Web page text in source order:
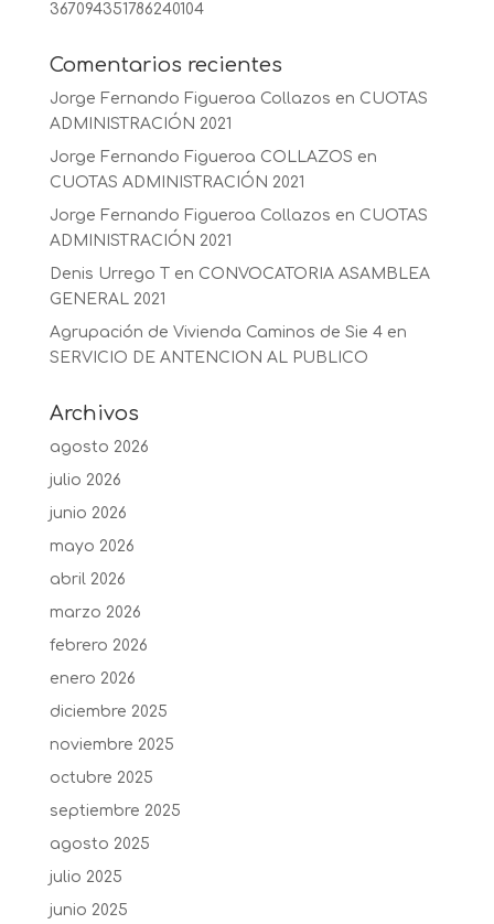
367094351786240104
Comentarios recientes
Jorge Fernando Figueroa Collazos en CUOTAS
ADMINISTRACIÓN 2021
Jorge Fernando Figueroa COLLAZOS en
CUOTAS ADMINISTRACIÓN 2021
Jorge Fernando Figueroa Collazos en CUOTAS
ADMINISTRACIÓN 2021
Denis Urrego T
en CONVOCATORIA ASAMBLEA
GENERAL 2021
Agrupación de Vivienda Caminos de Sie 4en
SERVICIO DE ANTENCION AL PUBLICO
Archivos
agosto 2026
julio 2026
junio 2026
mayo 2026
abril 2026
marzo 2026
febrero 2026
enero 2026
diciembre 2025
noviembre 2025
octubre 2025
septiembre 2025
agosto 2025
julio 2025
junio 2025